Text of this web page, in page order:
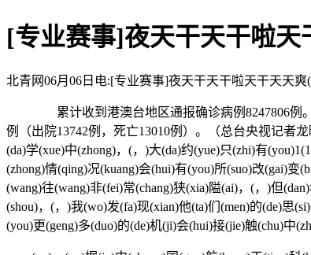
[专业赛事]夜天干天干啦天
北青网06月06日电:[专业赛事]夜天干天干啦天干天天爽
累计收到港澳台地区通报确诊病例8247806例。其
例（出院13742例，死亡13010例）。（总台央视记者
(da)学(xue)中(zhong)，(，)大(da)约(yue)只(zhi)有
(zhong)情(qing)况(kuang)会(hui)有(you)所(suo)改(gai)变
(wang)往(wang)非(fei)常(chang)狭(xia)隘(ai)，(，)但
(shou)，(，)我(wo)发(fa)现(xian)他(ta)们(men)的(de)思
(you)更(geng)多(duo)的(de)机(ji)会(hui)接(jie)触(chu)中